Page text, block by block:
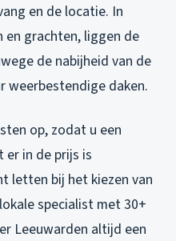
en de locatie. In
en grachten, liggen de
de nabijheid van de
weerbestendige daken.
op, zodat u een
in de prijs is
letten bij het kiezen van
specialist met 30+
Leeuwarden altijd een